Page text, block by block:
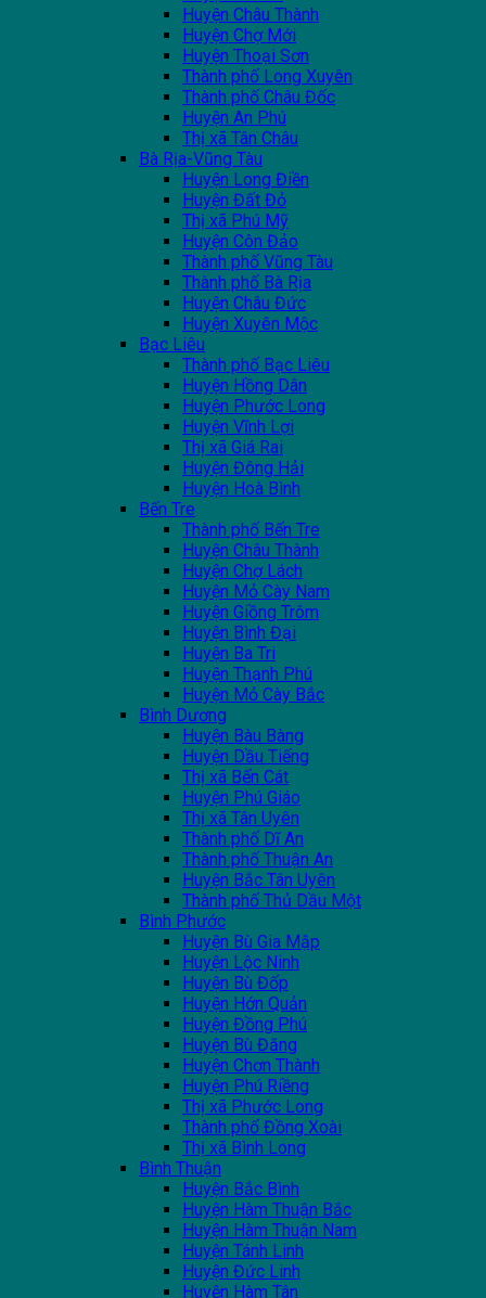
Huyện Châu Thành
Huyện Chợ Mới
Huyện Thoại Sơn
Thành phố Long Xuyên
Thành phố Châu Đốc
Huyện An Phú
Thị xã Tân Châu
Bà Rịa-Vũng Tàu
Huyện Long Điền
Huyện Đất Đỏ
Thị xã Phú Mỹ
Huyện Côn Đảo
Thành phố Vũng Tàu
Thành phố Bà Rịa
Huyện Châu Đức
Huyện Xuyên Mộc
Bạc Liêu
Thành phố Bạc Liêu
Huyện Hồng Dân
Huyện Phước Long
Huyện Vĩnh Lợi
Thị xã Giá Rai
Huyện Đông Hải
Huyện Hoà Bình
Bến Tre
Thành phố Bến Tre
Huyện Châu Thành
Huyện Chợ Lách
Huyện Mỏ Cày Nam
Huyện Giồng Trôm
Huyện Bình Đại
Huyện Ba Tri
Huyện Thạnh Phú
Huyện Mỏ Cày Bắc
Bình Dương
Huyện Bàu Bàng
Huyện Dầu Tiếng
Thị xã Bến Cát
Huyện Phú Giáo
Thị xã Tân Uyên
Thành phố Dĩ An
Thành phố Thuận An
Huyện Bắc Tân Uyên
Thành phố Thủ Dầu Một
Bình Phước
Huyện Bù Gia Mập
Huyện Lộc Ninh
Huyện Bù Đốp
Huyện Hớn Quản
Huyện Đồng Phú
Huyện Bù Đăng
Huyện Chơn Thành
Huyện Phú Riềng
Thị xã Phước Long
Thành phố Đồng Xoài
Thị xã Bình Long
Bình Thuận
Huyện Bắc Bình
Huyện Hàm Thuận Bắc
Huyện Hàm Thuận Nam
Huyện Tánh Linh
Huyện Đức Linh
Huyện Hàm Tân